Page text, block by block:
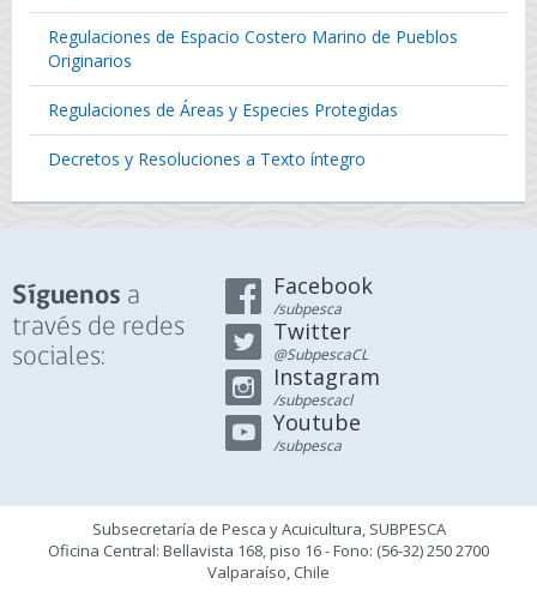
Regulaciones de Espacio Costero Marino de Pueblos
Originarios
Regulaciones de Áreas y Especies Protegidas
Decretos y Resoluciones a Texto íntegro
Síguenos a
través de redes
sociales:
Facebook
/subpesca
Twitter
@SubpescaCL
Instagram
/subpescacl
Youtube
/subpesca
Subsecretaría de Pesca y Acuicultura, SUBPESCA
Oficina Central: Bellavista 168, piso 16 - Fono: (56-32) 250 2700
Valparaíso, Chile